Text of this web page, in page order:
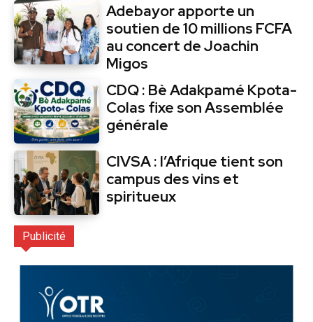
Adebayor apporte un
soutien de 10 millions FCFA
au concert de Joachin
Migos
CDQ : Bè Adakpamé Kpota-
Colas fixe son Assemblée
générale
CIVSA : l’Afrique tient son
campus des vins et
spiritueux
Publicité